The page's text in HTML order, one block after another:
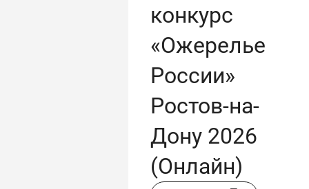
конкурс
«Ожерелье
России»
Ростов-на-
Дону 2026
(Онлайн)